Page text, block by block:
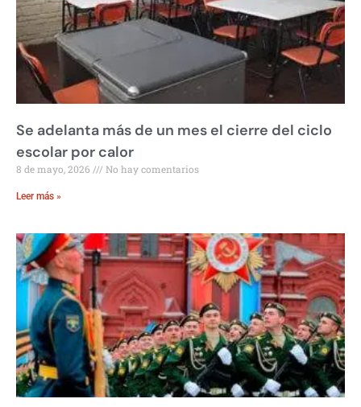
Se adelanta más de un mes el cierre del ciclo
escolar por calor
8 de mayo, 2026 No hay comentarios
Leer más »